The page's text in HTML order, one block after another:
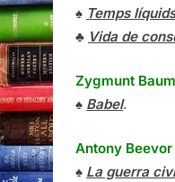
♠ Temps líquids
♣ Vida de
Zygmunt
♠ Babel.
Antony Beevor
♠ La guerra